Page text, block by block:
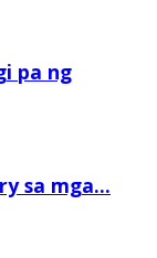
pa ng
sa mga...